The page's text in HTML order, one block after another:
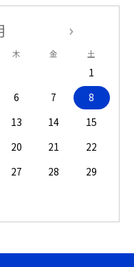
木 金 土
1
6 7
8
13 14
15
20 21
22
27 28
29